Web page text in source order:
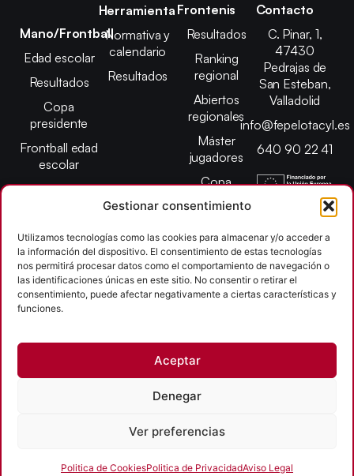
Gestionar consentimiento
Utilizamos tecnologías como las cookies para almacenar y/o acceder a
la información del dispositivo. El consentimiento de estas tecnologías
nos permitirá procesar datos como el comportamiento de navegación o
las identificaciones únicas en este sitio. No consentir o retirar el
consentimiento, puede afectar negativamente a ciertas características y
funciones.
Aceptar
Denegar
Ver preferencias
Politica de CookiesPolitica de PrivacidadAviso Legal
Mano/Frontball
Edad escolar
Resultados
Copa
presidente
Frontball edad
escolar
Herramienta
Normativa y
calendario
Resultados
Frontenis
Resultados
Ranking
regional
Abiertos
regionales
Máster
jugadores
Copa
presidente
escolar
Campeonato
provincial
León
Contacto
C. Pinar, 1,
47430
Pedrajas de
San Esteban,
Valladolid
info@fepelotacyl.es
640 90 22 41
Copyright © 2026
Federación Pelota Castilla y León | FePelotaCyL
| Desarrollado porTOOOLS
Accesibilidad